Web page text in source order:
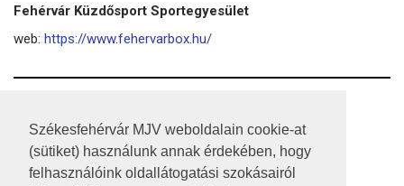
Székesfehérvár MJV weboldalain cookie-at
(sütiket) használunk annak érdekében, hogy
felhasználóink oldallátogatási szokásairól
Fehérvár Küzdősport Sportegyesület
web: https://www.fehervarbox.hu/
A HONLAP 2017.03.31-I ÁLLAPOTA
JOGI NYILATKOZAT